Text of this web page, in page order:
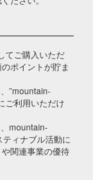
てご購入いただ
ポイントが貯ま
”mountain-
ご利用いただけ
mountain-
ィナブル活動に
関連事業の優待